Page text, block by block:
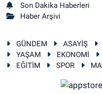
Son Dakika Haberleri
Haber Arşivi
GÜNDEM ASAYİŞ
YAŞAM
EKONOMİ
EĞİTİM
SPOR